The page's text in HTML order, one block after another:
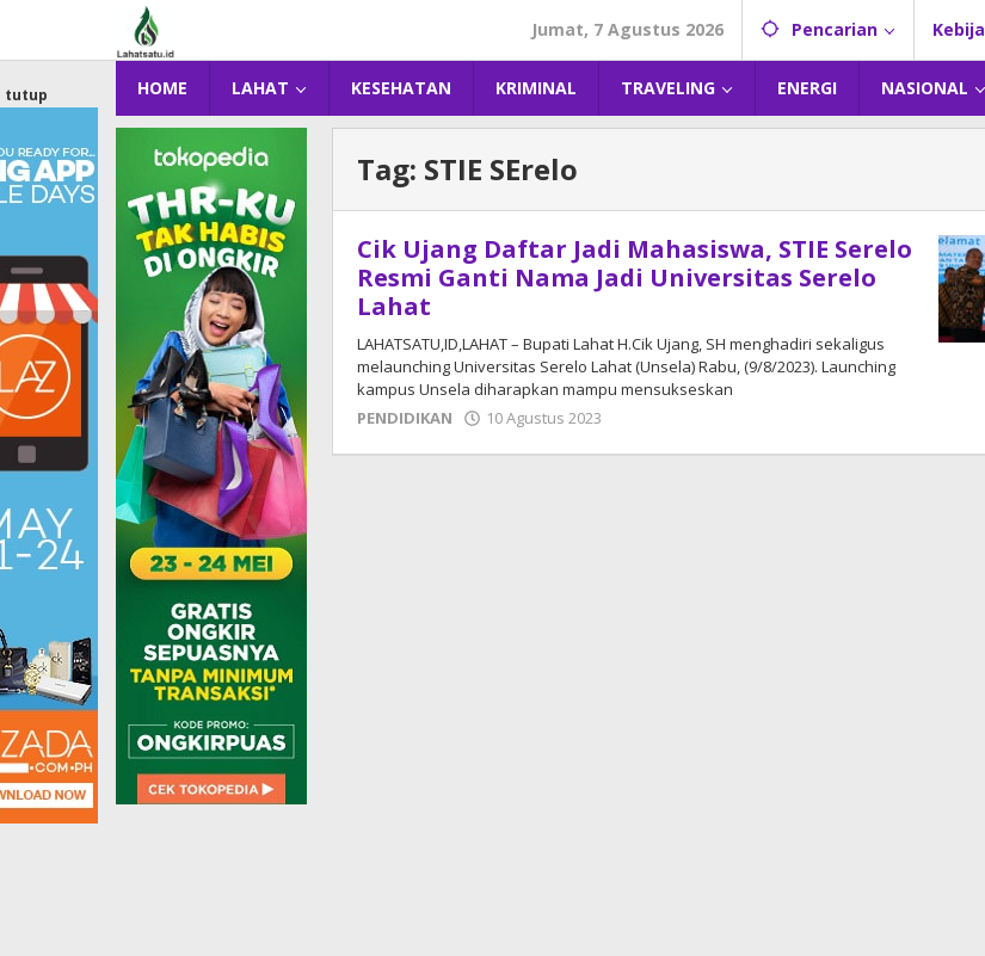
konten
Jumat, 7 Agustus 2026 Pencarian
HOME LAHAT KESEHATAN KRIMINAL TRAVELING ENERGI NASIONAL
tutup
Tag: STIE SErelo
Cik Ujang Daftar Jadi Mahasiswa, STIE Serelo
Resmi Ganti Nama Jadi Universitas Serelo
Lahat
LAHATSATU,ID,LAHAT – Bupati Lahat H.Cik Ujang, SH menghadiri sekaligus
melaunching Universitas Serelo Lahat (Unsela) Rabu, (9/8/2023). Launching
kampus Unsela diharapkan mampu mensukseskan
PENDIDIKAN
10 Agustus 2023